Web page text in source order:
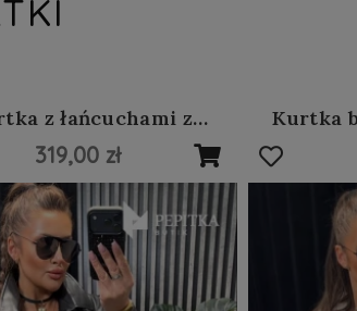
z łańcuchami z
dżinsu i eko-
skóry #46
319,00 zł
Kurtka